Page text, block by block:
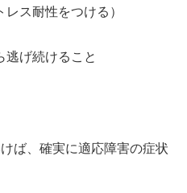
ス耐性をつける）
げ続けること
ば、確実に適応障害の症状